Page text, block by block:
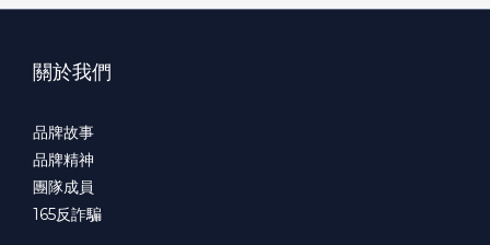
關於我們
品牌故事
品牌精神
團隊成員
165反詐騙